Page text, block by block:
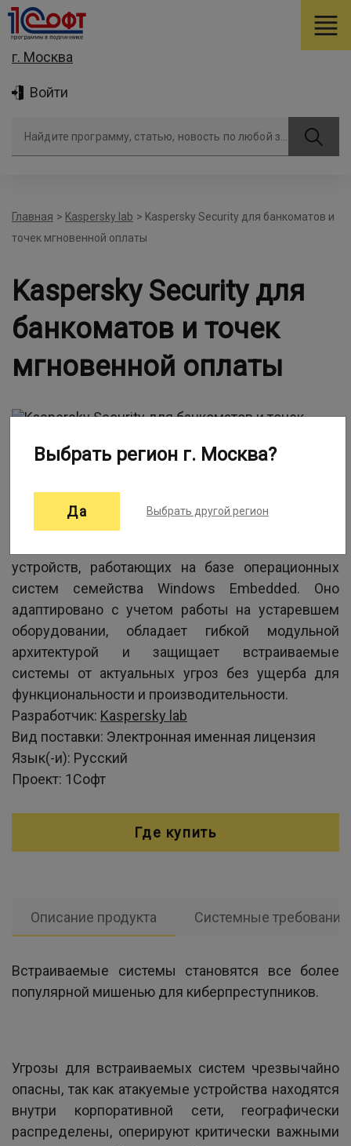
г. Москва
Войти
Главная > Kaspersky lab > Kaspersky Security для банкоматов и
точек мгновенной оплаты
Kaspersky Security для
банкоматов и точек
мгновенной оплаты
устройств, работающих на базе операционных
систем семейства Windows Embedded. Оно
адаптировано с учетом работы на устаревшем
оборудовании, обладает гибкой модульной
архитектурой и защищает встраиваемые
системы от актуальных угроз без ущерба для
функциональности и производительности.
Разработчик: Kaspersky lab
Вид поставки: Электронная именная лицензия
Язык(-и): Русский
Проект: 1Софт
Где купить
Описание продукта Системные требования
Встраиваемые системы становятся все более
популярной мишенью для киберпреступников.
Угрозы для встраиваемых систем чрезвычайно
опасны, так как атакуемые устройства находятся
внутри корпоративной сети, географически
распределены, оперируют критически важными
Выбрать регион г. Москва?
Да Выбрать другой регион